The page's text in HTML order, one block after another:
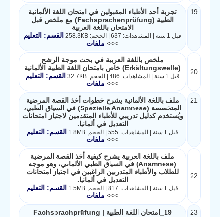
19
تجربة أحد الأطباء المقبولين في امتحان اللغة الألمانية
الطبية (Fachsprachenprüfung) مع ملخص قبل
الامتحان باللغة العربية
قبل 1 سنة | المشاهدات: 637 | الحجم: 258.3KB
القسم: التعليم
>>> ملفات
20
ملخص باللغة العربية في بحث موجة الرشح
(Erkältungswelle) خاص بامتحان اللغة الطبية الألمانية
قبل 1 سنة | المشاهدات: 486 | الحجم: 32.7KB
القسم: التعليم
>>> ملفات
21
ملف باللغة الألمانية يشرح خطوات أخذ القصة المرضية
المتخصصة (Spezielle Anamnese) في السياق الطبي،
ويُستخدم كدليل تدريبي للأطباء المتقدمين لاجتياز امتحانات
التعديل في ألمانيا.
قبل 1 سنة | المشاهدات: 555 | الحجم: 1.8MB
القسم: التعليم
>>> ملفات
22
ملف باللغة العربية يشرح كيفية أخذ القصة المرضية
(Anamnese) في السياق الطبي الألماني، وهو موجه
للطلاب والأطباء المتدربين الراغبين في اجتياز امتحانات
التعديل في ألمانيا.
قبل 1 سنة | المشاهدات: 817 | الحجم: 1.5MB
القسم: التعليم
>>> ملفات
23
19_امتحان اللغة الطبية Fachsprachprüfung |